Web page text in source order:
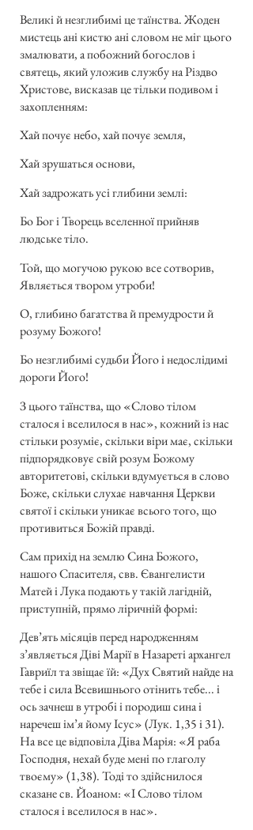
Великі й незглибимі це таїнства. Жоден
мистець ані кистю ані словом не міг цього
змалювати, а побожний богослов і
святець, який уложив службу на Різдво
Христове, висказав це тільки подивом і
захопленням:
Хай почує небо, хай почує земля,
Хай зрушаться основи,
Хай задрожать усі глибини землі:
Бо Бог і Творець вселенної прийняв
людське тіло.
Той, що могучою рукою все сотворив,
Являється твором утроби!
О, глибино багатства й премудрости й
розуму Божого!
Бо незглибимі судьби Його і недослідимі
дороги Його!
З цього таїнства, що «Слово тілом
сталося і вселилося в нас», кожний із нас
стільки розуміє, скільки віри має, скільки
підпорядковує свій розум Божому
авторитетові, скільки вдумується в слово
Боже, скільки слухає навчання Церкви
святої і скільки уникає всього того, що
противиться Божій правді.
Сам прихід на землю Сина Божого,
нашого Спасителя, свв. Євангелисти
Матей і Лука подають у такій лагідній,
приступній, прямо ліричній формі:
Дев’ять місяців перед народженням
з’являється Діві Марії в Назареті архангел
Гавриїл та звіщає їй: «Дух Святий найде на
тебе і сила Всевишнього отінить тебе... і
ось зачнеш в утробі і породиш сина і
наречеш ім’я йому Ісус» (Лук. 1,35 і 31).
На все це відповіла Діва Марія: «Я раба
Господня, нехай буде мені по глаголу
твоєму» (1,38). Тоді то здійснилося
сказане св. Йоаном: «І Слово тілом
сталося і вселилося в нас».